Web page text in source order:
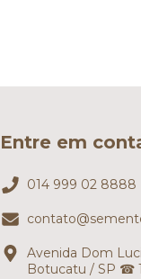
Entre em
014 999 02 8888
Avenida Dom
Botucatu / SP ☎